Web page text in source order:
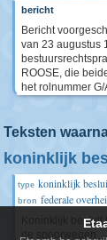
bericht
Bericht
van 23 augustus
ROOSE, die
het rolnummer
Teksten
koninklijk
type koninklijk
bron federale
Koninklijk
de spoorwegen